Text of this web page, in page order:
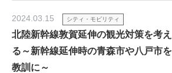
2024.03.15 シティ・モビリティ
北陸新幹線敦賀延伸の観光対策を考え
る～新幹線延伸時の青森市や八戸市を
教訓に～